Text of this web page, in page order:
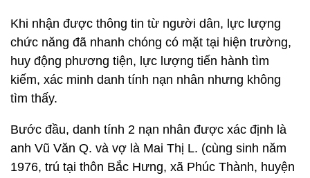
Khi nhận được thông tin từ người dân, lực lượng
chức năng đã nhanh chóng có mặt tại hiện trường,
huy động phương tiện, lực lượng tiến hành tìm
kiếm, xác minh danh tính nạn nhân nhưng không
tìm thấy.
Bước đầu, danh tính 2 nạn nhân được xác định là
anh Vũ Văn Q. và vợ là Mai Thị L. (cùng sinh năm
1976, trú tại thôn Bắc Hưng, xã Phúc Thành, huyện